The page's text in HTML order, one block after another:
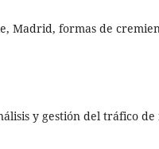
Madrid, formas de
y gestión del tráfico de